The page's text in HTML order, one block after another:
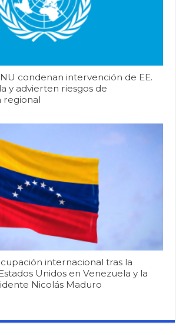
condenan intervención de EE.
y advierten riesgos de
regional
internacional tras la
Unidos en Venezuela y la
Nicolás Maduro